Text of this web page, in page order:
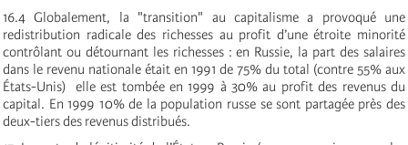
16.4 Globalement, la "transition" au capitalisme a provoqué une
redistribution radicale des richesses au profit d’une étroite minorité
contrôlant ou détournant les richesses : en Russie, la part des salaires
dans le revenu nationale était en 1991 de 75% du total (contre 55% aux
États-Unis) ­ elle est tombée en 1999 à 30% au profit des revenus du
capital. En 1999 10% de la population russe se sont partagée près des
deux-tiers des revenus distribués.